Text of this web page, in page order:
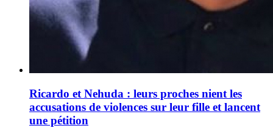
Ricardo et Nehuda : leurs proches nient les
accu­sa­tions de violences sur leur fille et lancent
une péti­tion